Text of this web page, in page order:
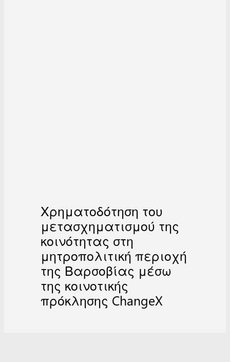
Χρηματοδότηση του
μετασχηματισμού της
κοινότητας στη
μητροπολιτική περιοχή
της Βαρσοβίας μέσω
της κοινοτικής
πρόκλησης ChangeX